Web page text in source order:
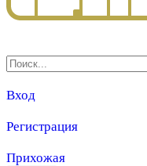
Вход
Регистрация
Прихожая